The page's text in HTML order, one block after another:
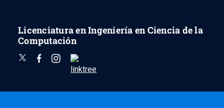
Licenciatura en Ingeniería en Ciencia de la
Computación